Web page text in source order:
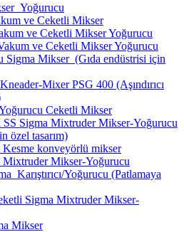
Yoğurucu
ve Ceketli Mikser
ve Ceketli Mikser Yoğurucu
ve Ceketli Mikser Yoğurucu
Sigma Mikser (Gıda endüstrisi için
Mixer PSG 400 (Aşındırıcı
Ceketli Mikser
Sigma Mixtruder Mikser-Yoğurucu
özel tasarım)
konveyörlü mikser
Mikser-Yoğurucu
Karıştırıcı/Yoğurucu (Patlamaya
Sigma Mixtruder Mikser-
Mikser